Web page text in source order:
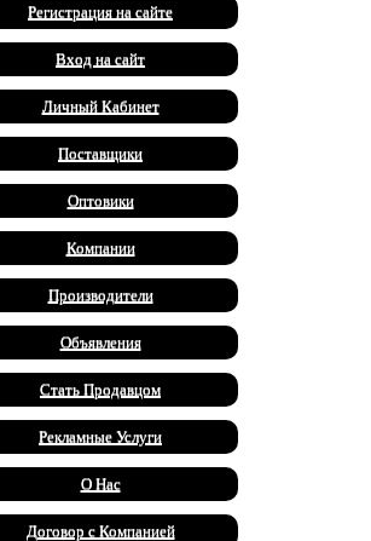
Регистрация на сайте
Вход на сайт
Личный Кабинет
Поставщики
Оптовики
Компании
Производители
Объявления
Стать Продавцом
Рекламные Услуги
О Нас
Договор с Компанией